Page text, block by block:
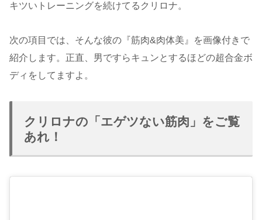
キツいトレーニングを続けてるクリロナ。
次の項目では、そんな彼の『筋肉&肉体美』を画像付きで
紹介します。正直、男ですらキュンとするほどの超合金ボ
ディをしてますよ。
クリロナの「エゲツない筋肉」をご覧
あれ！